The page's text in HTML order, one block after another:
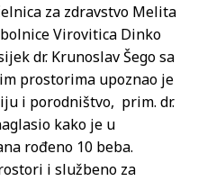
za zdravstvo Melita
Virovitica Dinko
dr. Krunoslav Šego sa
prostorima upoznao je
i porodništvo, prim. dr.
kako je u
rođeno 10 beba.
i službeno za